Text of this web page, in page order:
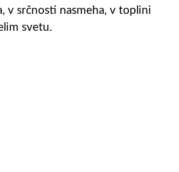
v srčnosti nasmeha, v toplini
svetu.